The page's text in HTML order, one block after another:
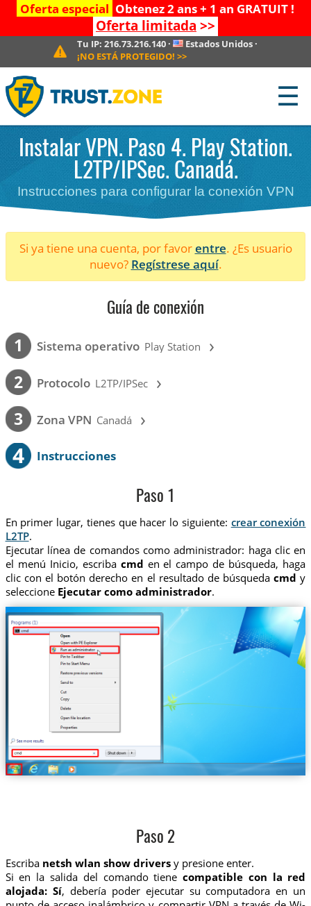
Oferta especial Obtenez 2 ans + 1 an GRATUIT !
Oferta limitada >>
Tu IP: 216.73.216.140· Estados Unidos ·
¡NO ESTÁ PROTEGIDO! >>
☰
Instalar VPN. Paso 4. Play Station.
L2TP/IPSec. Canadá.
Instrucciones para configurar la conexión VPN
Si ya tiene una cuenta, por favorentre. ¿Es usuario
nuevo? Regístrese aquí.
Guía de conexión
1 Sistema operativo Play Station ›
2 Protocolo L2TP/IPSec ›
3 Zona VPN Canadá ›
4 Instrucciones
Paso 1
En primer lugar, tienes que hacer lo siguiente: crear conexión
L2TP.
Ejecutar línea de comandos como administrador: haga clic en
el menú Inicio, escriba cmd en el campo de búsqueda, haga
clic con el botón derecho en el resultado de búsquedacmd y
seleccione Ejecutar como administrador.
Paso 2
Escriba netsh wlan show driversy presione enter.
Si en la salida del comando tienecompatible con la red
alojada: Sí, debería poder ejecutar su computadora en un